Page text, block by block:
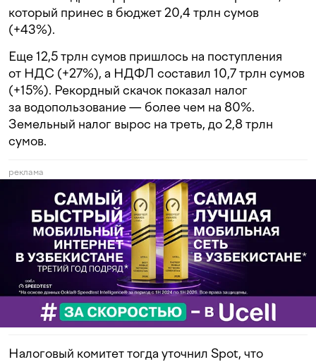
который принес в бюджет 20,4 трлн сумов
(+43%).
Еще 12,5 трлн сумов пришлось на поступления
от НДС (+27%), а НДФЛ составил 10,7 трлн сумов
(+15%). Рекордный скачок показал налог
за водопользование — более чем на 80%.
Земельный налог вырос на треть, до 2,8 трлн
сумов.
реклама
Налоговый комитет тогда уточнил Spot, что